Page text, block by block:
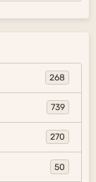
268
739
270
50